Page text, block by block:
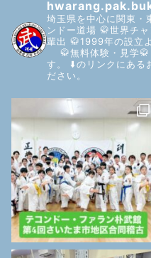
埼玉県を中心に関東・
ンドー道場 🥋世界チ
輩出 🥋1999年の設立
🥋無料体験・見学🥋
す。
⬇️のリンクにある
ださい。